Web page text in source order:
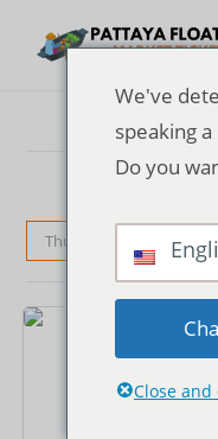
Thứ tự mặc định
Vé vào
We've
speaking
Do you
Close